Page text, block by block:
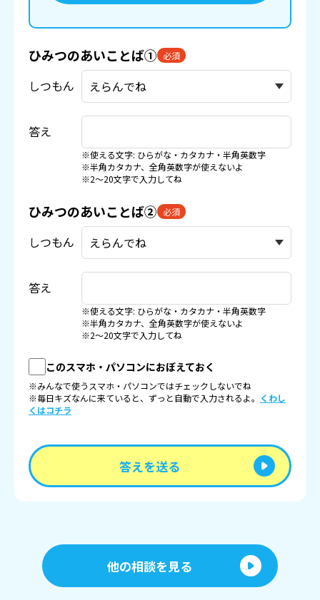
ひみつのあいことば① 必須
しつもん
答え
※使える文字: ひらがな・カタカナ・半角英数字
※半角カタカナ、全角英数字が使えないよ
※2〜20文字で入力してね
ひみつのあいことば② 必須
しつもん
答え
※使える文字: ひらがな・カタカナ・半角英数字
※半角カタカナ、全角英数字が使えないよ
※2〜20文字で入力してね
このスマホ・パソコンにおぼえておく
※みんなで使うスマホ・パソコンではチェックしないでね
※毎日キズなんに来ていると、ずっと自動で入力されるよ。 くわし
くはコチラ
答えを送る
他の相談を見る